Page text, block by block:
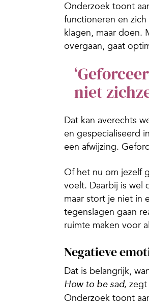
Onderzoek toont
functioneren en
klagen, maar doen.
overgaan, gaat
niet
Dat kan averechts
en gespecialiseerd
een afwijzing.
Of het nu om jezelf
voelt. Daarbij is wel
maar stort je niet in
tegenslagen gaan
ruimte maken voor
Negatieve
Dat is belangrijk,
How to be sad,
Onderzoek toont